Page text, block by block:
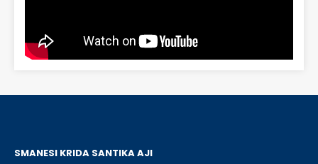
SMANESI KRIDA SANTIKA AJI